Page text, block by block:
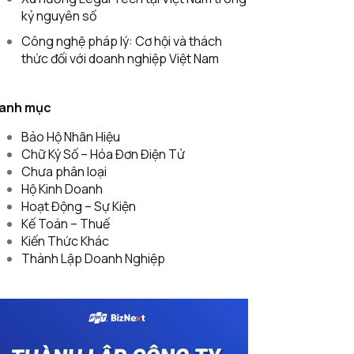
kỷ nguyên số
Công nghệ pháp lý: Cơ hội và thách
thức đối với doanh nghiệp Việt Nam
mục
Bảo Hộ Nhãn Hiệu
Chữ Ký Số – Hóa Đơn Điện Tử
Chưa phân loại
Hộ Kinh Doanh
Hoạt Động – Sự Kiện
Kế Toán – Thuế
Kiến Thức Khác
Thành Lập Doanh Nghiệp